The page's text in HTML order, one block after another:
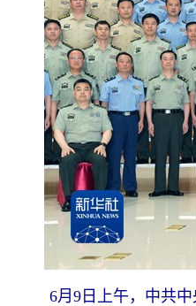
6月9日上午，中共中